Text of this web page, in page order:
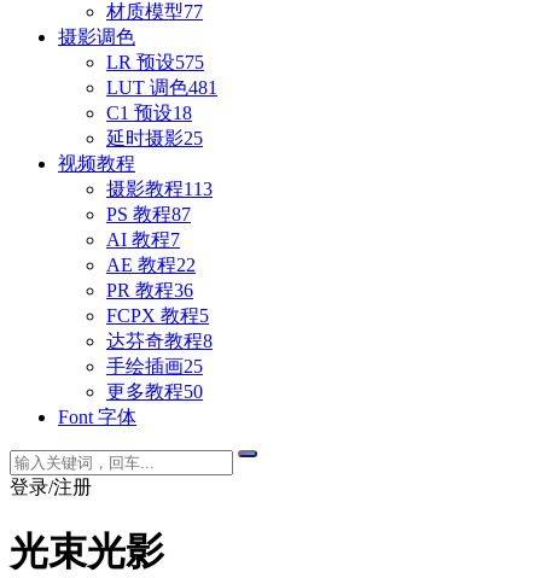
材质模型77
摄影调色
LR 预设575
LUT 调色481
C1 预设18
延时摄影25
视频教程
摄影教程113
PS 教程87
AI 教程7
AE 教程22
PR 教程36
FCPX 教程5
达芬奇教程8
手绘插画25
更多教程50
Font 字体
登录/注册
光束光影